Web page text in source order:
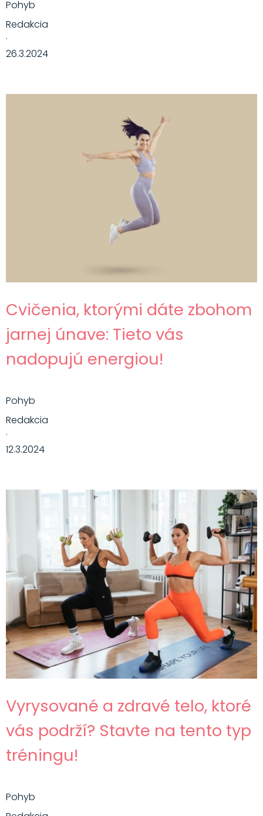
Pohyb
Redakcia
·
26.3.2024
Cvičenia, ktorými dáte zbohom
jarnej únave: Tieto vás
nadopujú energiou!
Pohyb
Redakcia
·
12.3.2024
Vyrysované a zdravé telo, ktoré
vás podrží? Stavte na tento typ
tréningu!
Pohyb